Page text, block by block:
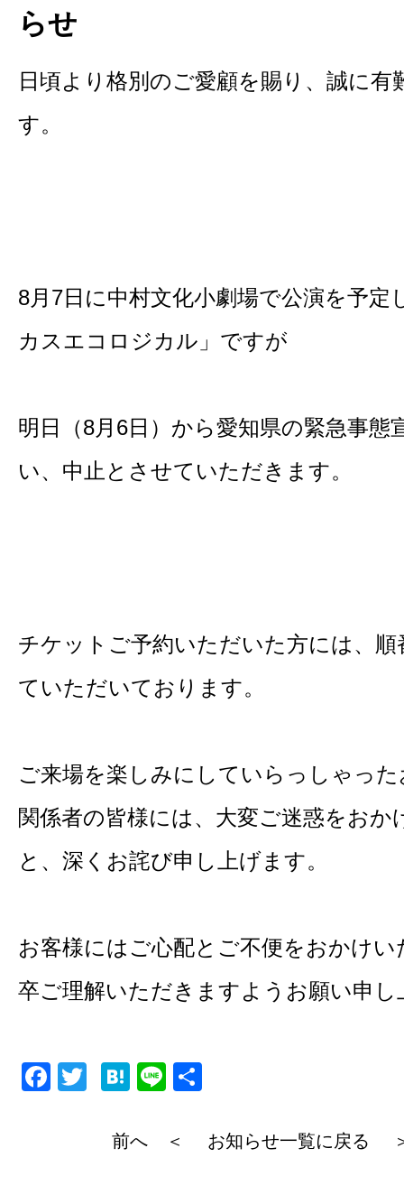
らせ
日頃より格別のご愛顧を賜り、誠に有
す。
8月7日に中村文化小劇場で公演を予定
カスエコロジカル」ですが
明日（8月6日）から愛知県の緊急事態
い、中止とさせていただきます。
チケットご予約いただいた方には、
ていただいております。
ご来場を楽しみにしていらっしゃっ
関係者の皆様には、大変ご迷惑をおか
と、深くお詫び申し上げます。
お客様にはご心配とご不便をおかけ
卒ご理解いただきますようお願い申し
F
H
e
Li
e
前へ ＜ お知らせ一覧に戻る